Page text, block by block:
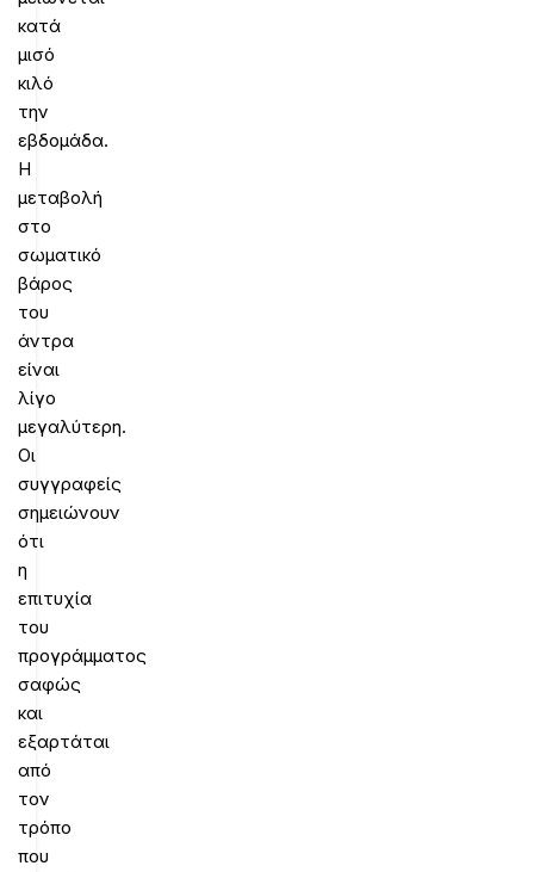
κατά
μισό
κιλό
την
εβδομάδα.
Η
μεταβολή
στο
σωματικό
βάρος
του
άντρα
είναι
λίγο
μεγαλύτερη.
Οι
συγγραφείς
σημειώνουν
ότι
η
επιτυχία
του
προγράμματος
σαφώς
και
εξαρτάται
από
τον
τρόπο
που